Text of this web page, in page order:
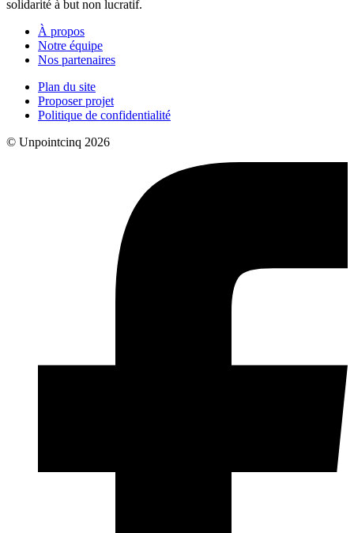
solidarité à but non lucratif.
À propos
Notre équipe
Nos partenaires
Plan du site
Proposer projet
Politique de confidentialité
© Unpointcinq 2026